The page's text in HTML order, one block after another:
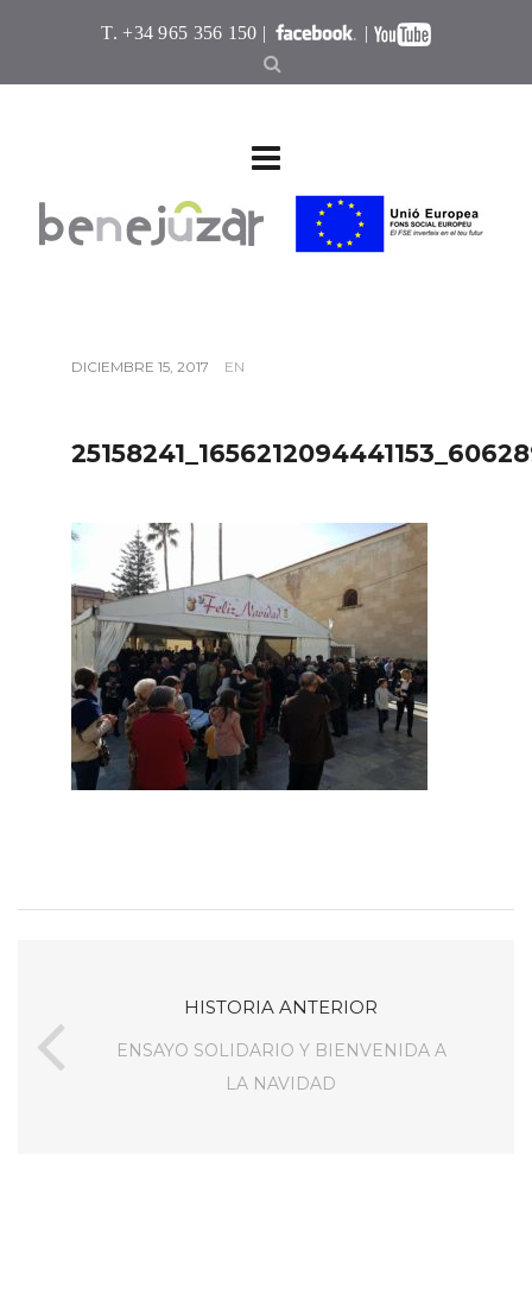
T. +34 965 356 150 | |
DICIEMBRE 15, 2017 EN
HISTORIA ANTERIOR
ENSAYO SOLIDARIO Y BIENVENIDA A
LA NAVIDAD